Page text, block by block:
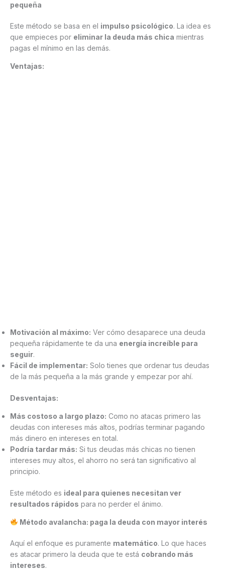
pequeña
Este método se basa en el impulso psicológico. La idea es
que empieces por eliminar la deuda más chica mientras
pagas el mínimo en las demás.
Ventajas:
Motivación al máximo: Ver cómo desaparece una deuda
pequeña rápidamente te da una energía increíble para
seguir.
Fácil de implementar: Solo tienes que ordenar tus deudas
de la más pequeña a la más grande y empezar por ahí.
Desventajas:
Más costoso a largo plazo: Como no atacas primero las
deudas con intereses más altos, podrías terminar pagando
más dinero en intereses en total.
Podría tardar más: Si tus deudas más chicas no tienen
intereses muy altos, el ahorro no será tan significativo al
principio.
Este método es ideal para quienes necesitan ver
resultados rápidos para no perder el ánimo.
Método avalancha: paga la deuda con mayor interés
Aquí el enfoque es puramente matemático. Lo que haces
es atacar primero la deuda que te está cobrando más
intereses.